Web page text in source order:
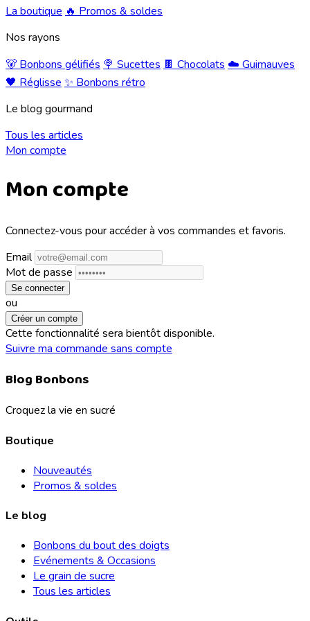
La boutique 🔥 Promos & soldes
Nos rayons
🐻 Bonbons gélifiés 🍭 Sucettes 🍫 Chocolats ☁️ Guimauves
🖤 Réglisse ✨ Bonbons rétro
Le blog gourmand
Tous les articles
Mon compte
Mon compte
Connectez-vous pour accéder à vos commandes et favoris.
Email
Mot de passe
Se connecter
ou
Créer un compte
Cette fonctionnalité sera bientôt disponible.
Suivre ma commande sans compte
Blog Bonbons
Croquez la vie en sucré
Boutique
Nouveautés
Promos & soldes
Le blog
Bonbons du bout des doigts
Evénements & Occasions
Le grain de sucre
Tous les articles